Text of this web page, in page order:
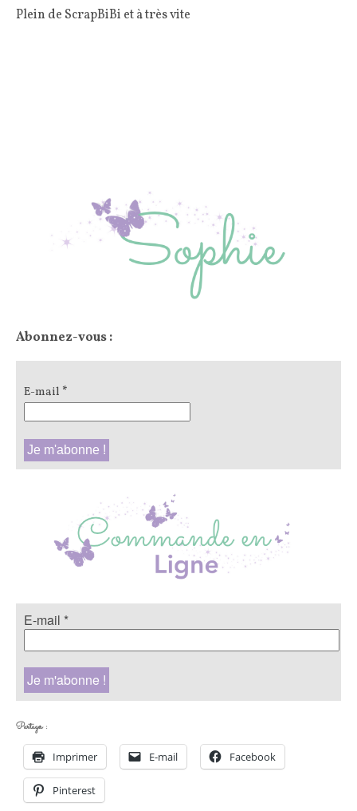
Plein de ScrapBiBi et à très vite
Abonnez-vous :
E-mail *
E-mail *
Partager :
Imprimer E-mail Facebook
Pinterest